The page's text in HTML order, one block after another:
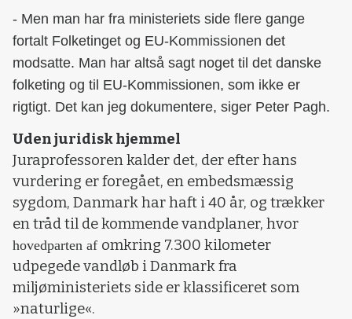
- Men man har fra ministeriets side flere gange
fortalt Folketinget og EU-Kommissionen det
modsatte. Man har altså sagt noget til det danske
folketing og til EU-Kommissionen, som ikke er
rigtigt. Det kan jeg dokumentere, siger Peter Pagh.
Uden juridisk hjemmel
Juraprofessoren kalder det, der efter hans
vurdering er foregået, en embedsmæssig
sygdom, Danmark har haft i 40 år, og trækker
en tråd til de kommende vandplaner, hvor
hovedparten af omkring 7.300 kilometer
udpegede vandløb i Danmark fra
miljøministeriets side er klassificeret som
»naturlige«.